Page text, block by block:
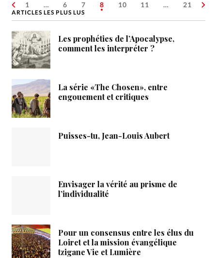
1 … 6 7 8 10 11 … 21
ARTICLES LES PLUS LUS
Les prophéties de l’Apocalypse,
comment les interpréter ?
La série «The Chosen», entre
engouement et critiques
Puisses-tu, Jean-Louis Aubert
Envisager la vérité au prisme de
l’individualité
Pour un consensus entre les élus du
Loiret et la mission évangélique
tzigane Vie et Lumière